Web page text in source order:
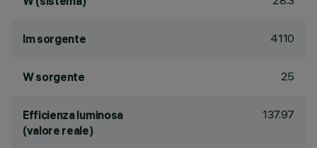
lm sorgente 4110
W sorgente 25
Efficienza luminosa
(valore reale)
137.97